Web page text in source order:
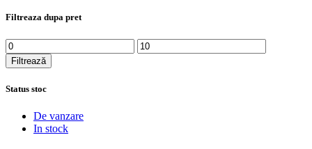
Filtreaza dupa pret
Preț
minim
Preț
maxim
Filtrează
Status stoc
De vanzare
In stock